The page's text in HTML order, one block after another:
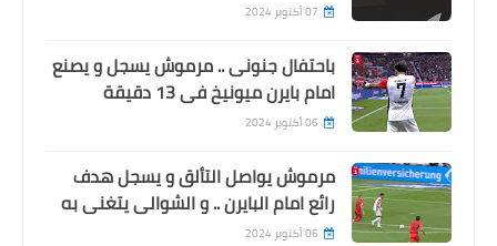
07 أكتوبر 2024
باحتفال جنونى .. مرموش يسجل و يصنع
امام بايرن ميونيخ فى 13 دقيقة
06 أكتوبر 2024
مرموش يواصل التألق و يسجل هدف
رائع امام البايرن .. و الشوالى يتغنى به
06 أكتوبر 2024